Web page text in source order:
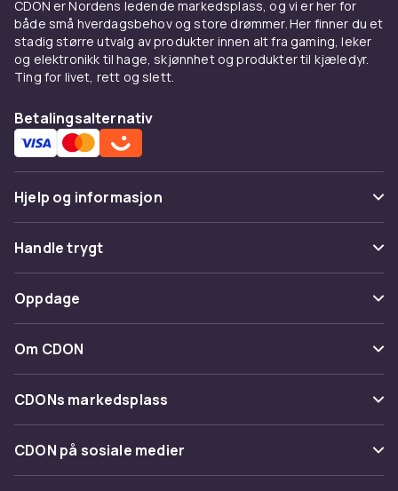
CDON er Nordens ledende markedsplass, og vi er her for
både små hverdagsbehov og store drømmer. Her finner du et
stadig større utvalg av produkter innen alt fra gaming, leker
og elektronikk til hage, skjønnhet og produkter til kjæledyr.
Ting for livet, rett og slett.
Betalingsalternativ
Hjelp og informasjon
Vanlige spørsmål
Spor pakke
Angre & returner her
Kontakt oss
Handle trygt
Betaling
Levering
Tilbakekallinger
Oppdage
Kategorier
Varemerker
Om CDON
Om oss
Kundeanmeldelser
Jobbe på CDON
CDONs markedsplass
Merchant Help Center
CDON på sosiale medier